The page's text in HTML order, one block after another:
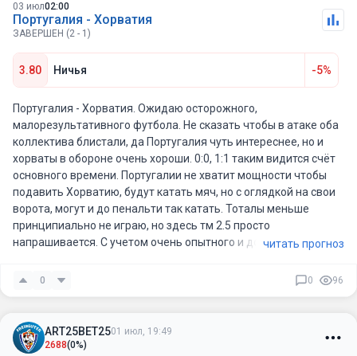
03 июл02:00
Португалия - Хорватия
ЗАВЕРШЕН (2 - 1)
3.80 Ничья -5%
Португалия - Хорватия. Ожидаю осторожного,
малорезультативного футбола. Не сказать чтобы в атаке оба
коллектива блистали, да Португалия чуть интереснее, но и
хорваты в обороне очень хороши. 0:0, 1:1 таким видится счёт
основного времени. Португалии не хватит мощности чтобы
подавить Хорватию, будут катать мяч, но с оглядкой на свои
ворота, могут и до пенальти так катать. Тоталы меньше
принципиально не играю, но здесь тм 2.5 просто
напрашивается. С учетом очень опытного и достойного
особенно за 3.80.
читать прогноз
0 0 96
ART25BET2501 июл, 19:49
2688(0%)